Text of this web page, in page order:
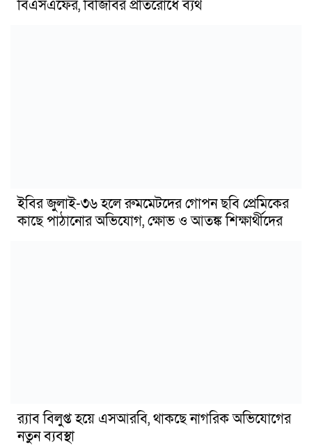
বিএসএফের, বিজিবির প্রতিরোধে ব্যর্থ
ইবির জুলাই-৩৬ হলে রুমমেটদের গোপন ছবি প্রেমিকের
কাছে পাঠানোর অভিযোগ, ক্ষোভ ও আতঙ্ক শিক্ষার্থীদের
র‍্যাব বিলুপ্ত হয়ে এসআরবি, থাকছে নাগরিক অভিযোগের
নতুন ব্যবস্থা